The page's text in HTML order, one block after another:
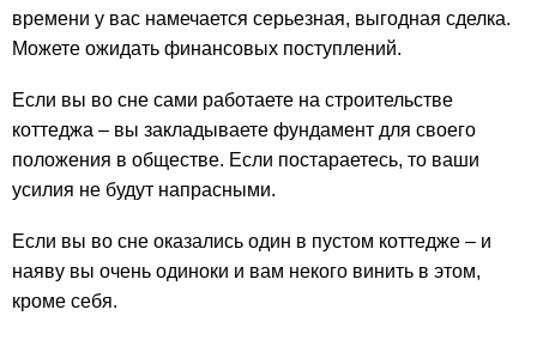
времени у вас намечается серьезная, выгодная сделка.
Можете ожидать финансовых поступлений.
Если вы во сне сами работаете на строительстве
коттеджа – вы закладываете фундамент для своего
положения в обществе. Если постараетесь, то ваши
усилия не будут напрасными.
Если вы во сне оказались один в пустом коттедже – и
наяву вы очень одиноки и вам некого винить в этом,
кроме себя.